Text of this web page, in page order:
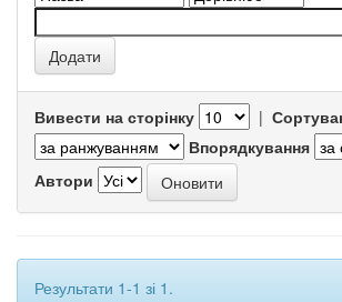
Вивести на сторінку |
Впорядкування
Автори
Результати 1-1 зі 1.